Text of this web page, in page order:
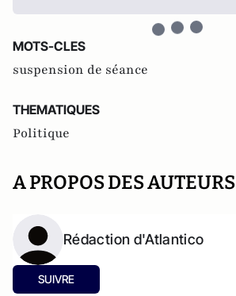
MOTS-CLES
suspension de séance
THEMATIQUES
Politique
A PROPOS DES AUTEURS
Rédaction d'Atlantico
SUIVRE